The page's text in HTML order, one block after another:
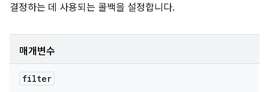
결정하는 데 사용되는 콜백을 설정합니다.
매개변수
filter